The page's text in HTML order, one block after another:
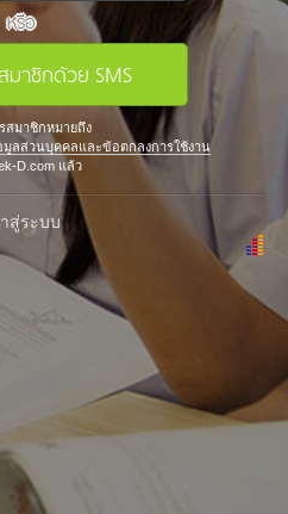
หรือ
มาชิกด้วย SMS
สมาชิกหมายถึง
ลส่วนบุคคลและข้อตกลงการใช้งาน
D.com แล้ว
สู่ระบบ